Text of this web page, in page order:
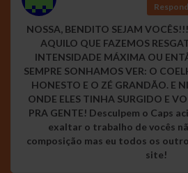
NOSSA, BENDITO SEJAM
AQUILO QUE FAZEMOS
INTENSIDADE MÁXIMA OU
SEMPRE SONHAMOS VER: O
HONESTO E O ZÉ GRANDÃO. E
ONDE ELES TINHA SURGIDO E
PRA GENTE! Desculpem o Caps
exaltar o trabalho de vocês
composição mas eu todos os
site!